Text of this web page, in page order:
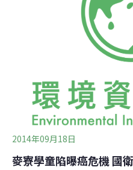
TdGA（硫代二乙酸），如
濃度也會提高，肝癌、腦癌
兩年來1137名大城鄉民尿
高，濃度高達五成，至於
輕，污染越嚴重。
2014年09月18日
麥寮學童陷曝癌危機 國